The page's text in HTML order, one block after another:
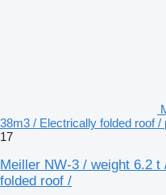
38m3 / Electrically folded roof /
17
Meiller NW-3 / weight 6.2
folded roof /